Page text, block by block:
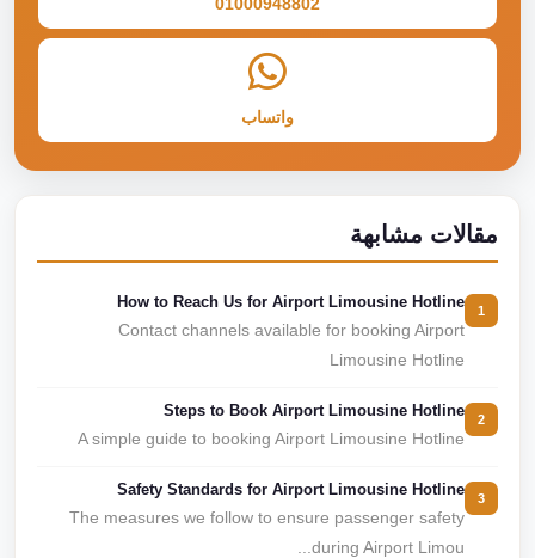
واتساب
مقالات مشابهة
How to Reach Us for Airport Limousine Hotline
Contact channels available for booking Airport
Limousine Hotline
Steps to Book Airport Limousine Hotline
A simple guide to booking Airport Limousine Hotline
Safety Standards for Airport Limousine Hotline
The measures we follow to ensure passenger safety
during Airport Limou...